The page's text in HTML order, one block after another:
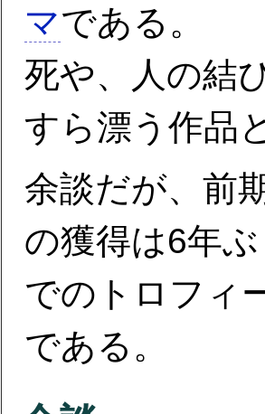
マである。
死や、人の結
すら漂う作品
余談だが、前
の獲得は6年
でのトロフィ
である。